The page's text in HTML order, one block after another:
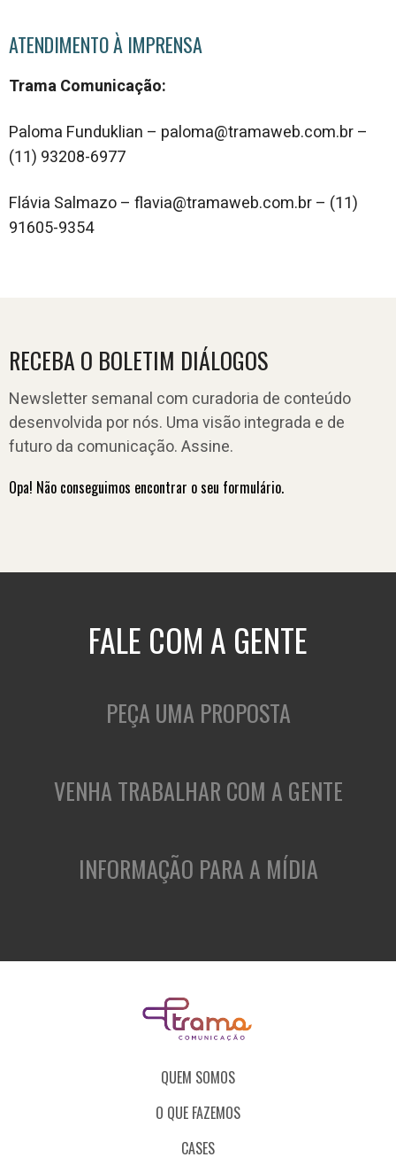
ATENDIMENTO À IMPRENSA
Trama Comunicação:
Paloma Funduklian – paloma@tramaweb.com.br –
(11) 93208-6977
Flávia Salmazo – flavia@tramaweb.com.br – (11)
91605-9354
RECEBA O BOLETIM DIÁLOGOS
Newsletter semanal com curadoria de conteúdo
desenvolvida por nós. Uma visão integrada e de
futuro da comunicação. Assine.
Opa! Não conseguimos encontrar o seu formulário.
FALE COM A GENTE
PEÇA UMA PROPOSTA
VENHA TRABALHAR COM A GENTE
INFORMAÇÃO PARA A MÍDIA
QUEM SOMOS
O QUE FAZEMOS
CASES